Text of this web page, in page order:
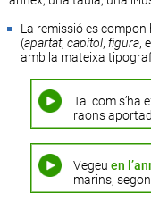
En elcap.1
Margany.
S’escriuen amb
En la figura
Quan les precedeix la
escriure-les entre
La remissió es compon
(apartat, capítol, figura,
amb la mateixa
Tal com s’ha
raons
Vegeu en
marins,